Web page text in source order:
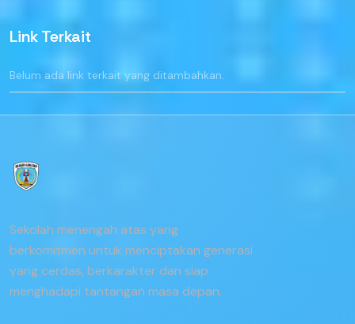
Link Terkait
Belum ada link terkait yang ditambahkan.
Sekolah menengah atas yang
berkomitmen untuk menciptakan generasi
yang cerdas, berkarakter dan siap
menghadapi tantangan masa depan.